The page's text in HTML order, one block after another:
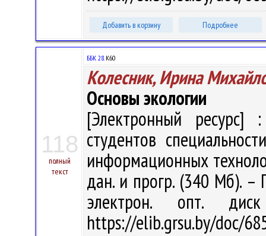
Добавить в корзину Подробнее
118
полный
текст
ББК 28.К60
Колесник, Ирина
Основы экологии
[Электронный ресурс]
студентов
информационных
дан. и прогр. (340 Мб). –
электрон. опт.
https://elib.grsu.by/doc/